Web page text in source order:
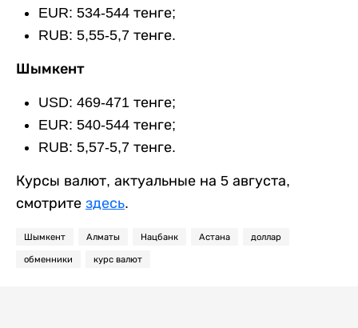
EUR: 534-544 тенге;
RUB: 5,55-5,7 тенге.
Шымкент
USD: 469-471 тенге;
EUR: 540-544 тенге;
RUB: 5,57-5,7 тенге.
Курсы валют, актуальные на 5 августа,
смотрите здесь.
Шымкент Алматы Нацбанк Астана доллар
обменники курс валют